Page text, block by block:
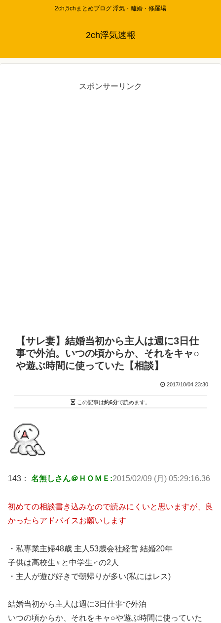
2ch,5chまとめブログ 浮気・離婚・修羅場
2ch浮気速報
スポンサーリンク
【サレ妻】結婚当初から主人は週に3日仕
事で外泊。いつの頃からか、それをキャ○
や遊ぶ時間に使っていた【相談】
2017/10/04 23:30
この記事は約6分で読めます。
143： 名無しさん＠ＨＯＭＥ:2015/02/09 (月) 05:29:16.36
初めての相談書き込みなので読みにくいと思いますが、良
かったらアドバイスお願いします
・私専業主婦48歳 主人53歳会社経営 結婚20年
子供は高校生♀と中学生♂の2人
・主人が遊び好きで朝帰りが多い(私にはレス)
結婚当初から主人は週に3日仕事で外泊
いつの頃からか、それをキャ○や遊ぶ時間に使っていた